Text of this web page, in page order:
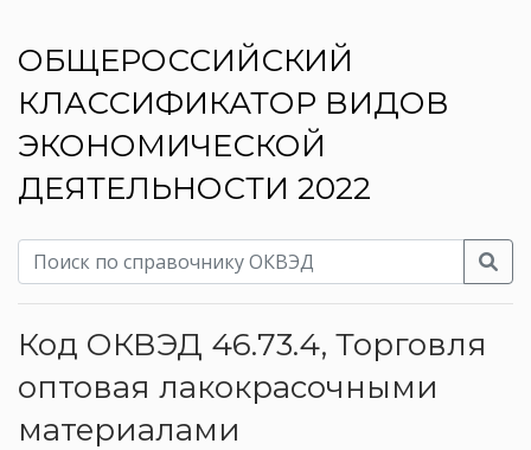
ОБЩЕРОССИЙСКИЙ
КЛАССИФИКАТОР ВИДОВ
ЭКОНОМИЧЕСКОЙ
ДЕЯТЕЛЬНОСТИ 2022
Код ОКВЭД 46.73.4, Торговля
оптовая лакокрасочными
материалами